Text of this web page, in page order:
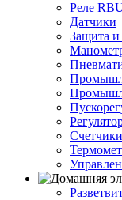
Реле
Датчики
Защита и
Счетчики